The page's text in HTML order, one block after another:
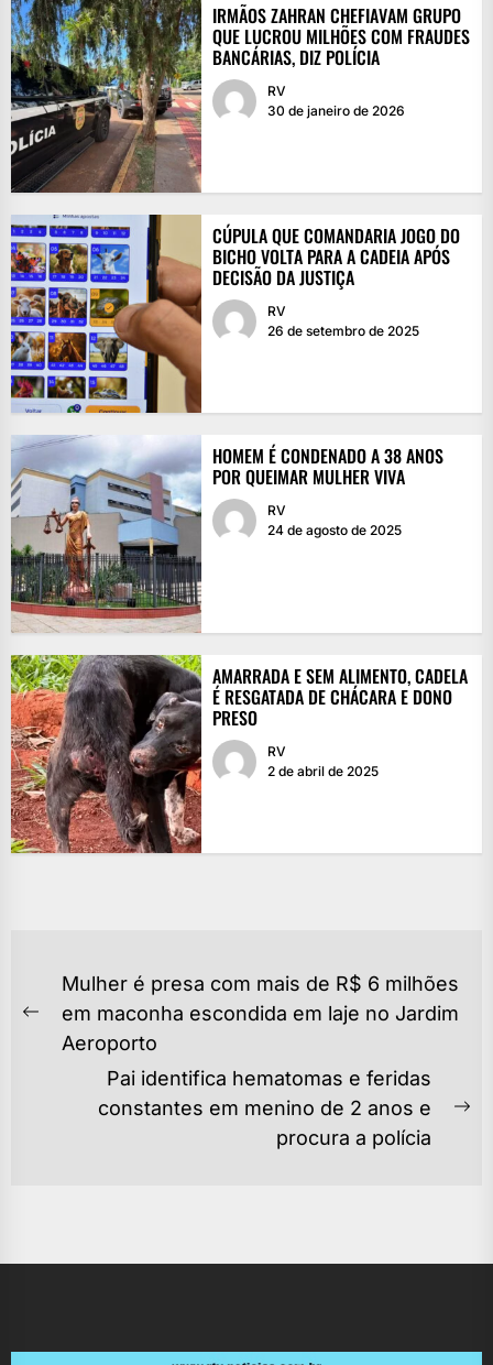
IRMÃOS ZAHRAN CHEFIAVAM GRUPO
QUE LUCROU MILHÕES COM FRAUDES
BANCÁRIAS, DIZ POLÍCIA
RV
30 de janeiro de 2026
CÚPULA QUE COMANDARIA JOGO DO
BICHO VOLTA PARA A CADEIA APÓS
DECISÃO DA JUSTIÇA
RV
26 de setembro de 2025
HOMEM É CONDENADO A 38 ANOS
POR QUEIMAR MULHER VIVA
RV
24 de agosto de 2025
AMARRADA E SEM ALIMENTO, CADELA
É RESGATADA DE CHÁCARA E DONO
PRESO
RV
2 de abril de 2025
NAVEGAÇÃO
DE
POST
Previous
post:
Mulher é presa com mais de R$ 6 milhões
em maconha escondida em laje no Jardim
Aeroporto
Pai identifica hematomas e feridas
constantes em menino de 2 anos e
procura a polícia